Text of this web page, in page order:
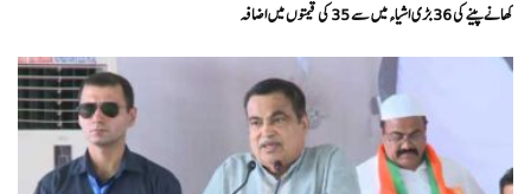
کھانے پینے کی 36 بڑی اشیاء میں سے 35 کی قیمتوں میں اضافہ